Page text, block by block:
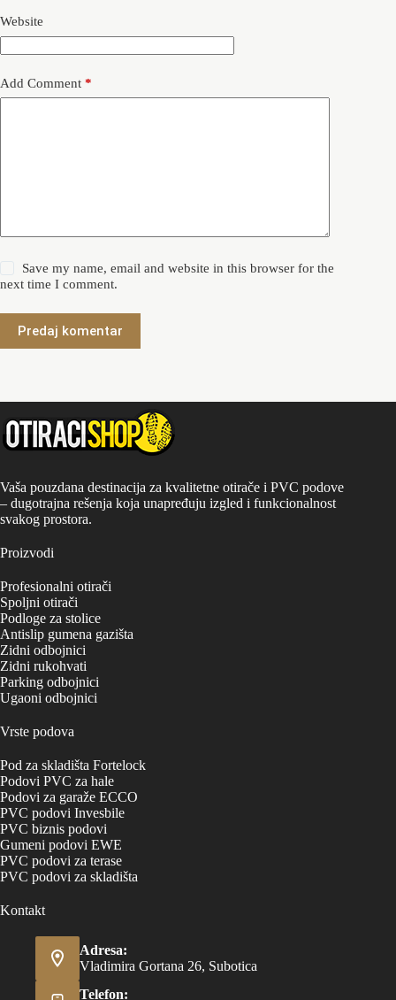
Website
Add Comment *
Save my name, email and website in this browser for the
next time I comment.
Predaj komentar
Vaša pouzdana destinacija za kvalitetne otirače i PVC podove
– dugotrajna rešenja koja unapređuju izgled i funkcionalnost
svakog prostora.
Proizvodi
Profesionalni otirači
Spoljni otirači
Podloge za stolice
Antislip gumena gazišta
Zidni odbojnici
Zidni rukohvati
Parking odbojnici
Ugaoni odbojnici
Vrste podova
Pod za skladišta Fortelock
Podovi PVC za hale
Podovi za garaže ECCO
PVC podovi Invesbile
PVC biznis podovi
Gumeni podovi EWE
PVC podovi za terase
PVC podovi za skladišta
Kontakt
Adresa:
Vladimira Gortana 26, Subotica
Telefon: